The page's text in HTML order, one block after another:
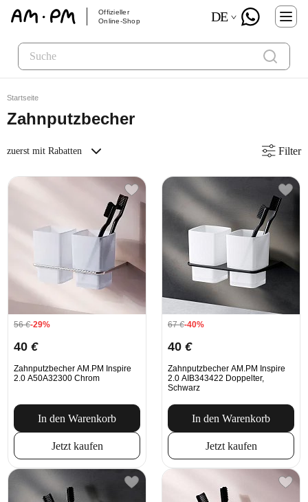
Offizieller
Online-Shop
DE
Startseite
Zahnputzbecher
zuerst mit Rabatten Filter
56€-29%
40 €
Zahnputzbecher AM.PM Inspire
2.0 A50A32300 Chrom
In den Warenkorb
Jetzt kaufen
67€-40%
40 €
Zahnputzbecher AM.PM Inspire
2.0 AIB343422 Doppelter,
Schwarz
In den Warenkorb
Jetzt kaufen